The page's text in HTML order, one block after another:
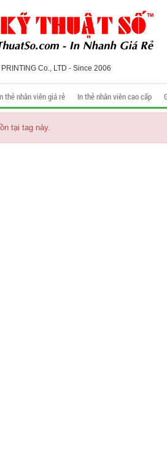
PRINTING Co., LTD - Since 2006
thẻ nhân viên giá rẻ In thẻ nhân viên cao cấp
tại tag này.